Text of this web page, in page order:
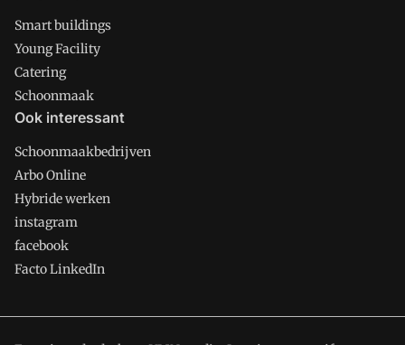
Smart buildings
Young Facility
Catering
Schoonmaak
Ook interessant
Schoonmaakbedrijven
Arbo Online
Hybride werken
instagram
facebook
Facto LinkedIn